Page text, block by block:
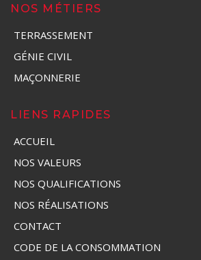
NOS MÉTIERS
TERRASSEMENT
GÉNIE CIVIL
MAÇONNERIE
LIENS RAPIDES
ACCUEIL
NOS VALEURS
NOS QUALIFICATIONS
NOS RÉALISATIONS
CONTACT
CODE DE LA CONSOMMATION